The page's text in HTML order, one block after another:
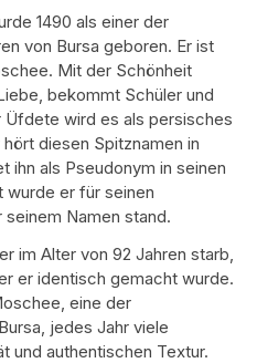
1490 als einer der
von Bursa geboren. Er ist
Mit der Schönheit
bekommt Schüler und
Üfdete wird es als persisches
diesen Spitznamen in
ihn als Pseudonym in seinen
er für seinen
Namen stand.
im Alter von 92 Jahren starb,
er identisch gemacht wurde.
eine der
jedes Jahr viele
und authentischen Textur.